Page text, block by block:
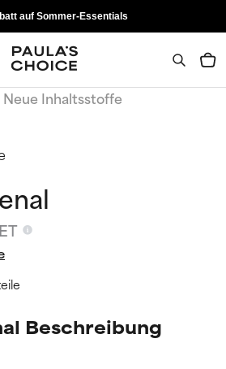
auf Sommer-Essentials
Neue Inhaltsstoffe
Beschreibung